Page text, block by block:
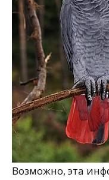
Возможно, эта